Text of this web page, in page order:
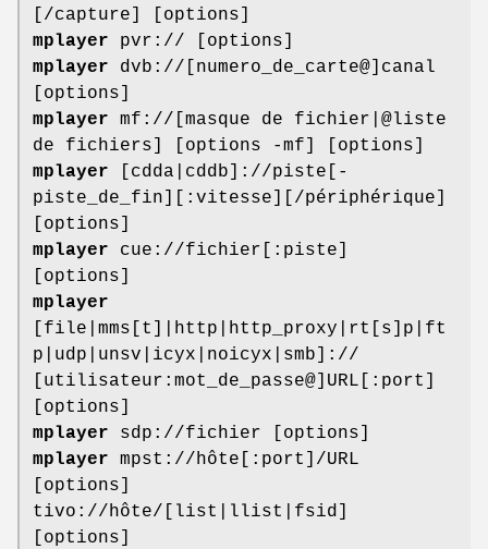
[/capture] [options]
mplayer pvr:// [options]
mplayer dvb://[numero_de_carte@]canal
[options]
mplayer mf://[masque de fichier|@liste
de fichiers] [options -mf] [options]
mplayer [cdda|cddb]://piste[-
piste_de_fin][:vitesse][/périphérique]
[options]
mplayer cue://fichier[:piste]
[options]
mplayer
[file|mms[t]|http|http_proxy|rt[s]p|ft
p|udp|unsv|icyx|noicyx|smb]://
[utilisateur:mot_de_passe@]URL[:port]
[options]
mplayer sdp://fichier [options]
mplayer mpst://hôte[:port]/URL
[options]
tivo://hôte/[list|llist|fsid]
[options]